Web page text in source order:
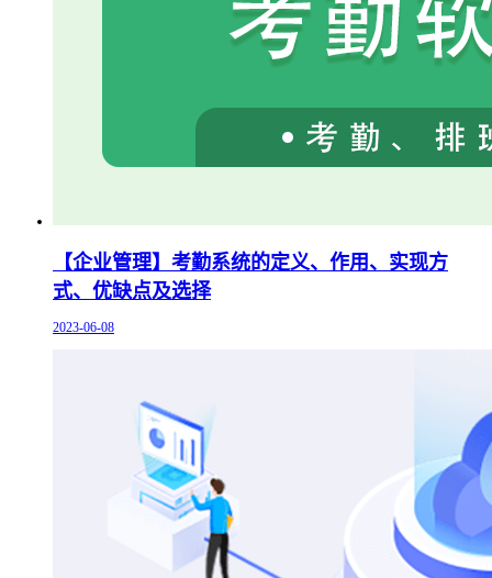
【企业管理】考勤系统的定义、作用、实现方
式、优缺点及选择
2023-06-08